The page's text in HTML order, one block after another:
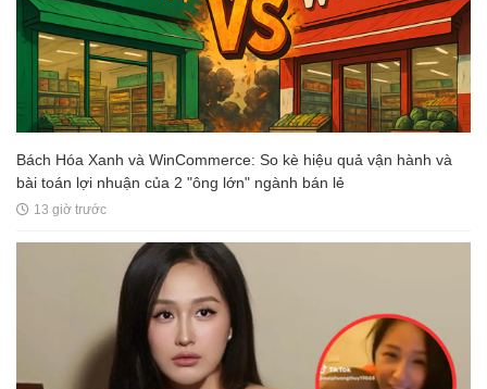
Bách Hóa Xanh và WinCommerce: So kè hiệu quả vận hành và
bài toán lợi nhuận của 2 "ông lớn" ngành bán lẻ
13 giờ trước